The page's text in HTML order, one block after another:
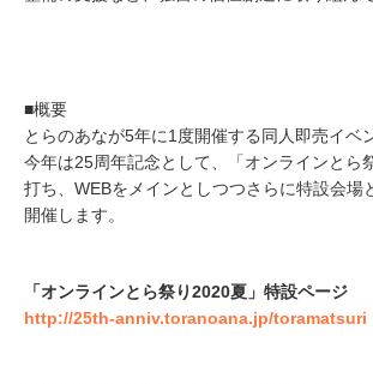
■概要
とらのあなが5年に1度開催する同人即売イベ
今年は25周年記念として、「オンラインとら
打ち、WEBをメインとしつつさらに特設会場
開催します。
「オンラインとら祭り2020夏」特設ページ
http://25th-anniv.toranoana.jp/toramatsuri